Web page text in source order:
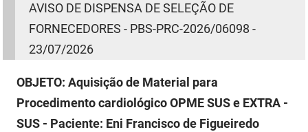
AVISO DE DISPENSA DESELEÇÃO DE
FORNECEDORES - PBS-PRC-2026/06098 -
23/07/2026
OBJETO: Aquisição de Material para
Procedimento cardiológico OPME SUS e EXTRA -
SUS - Paciente: Eni Francisco de Figueiredo